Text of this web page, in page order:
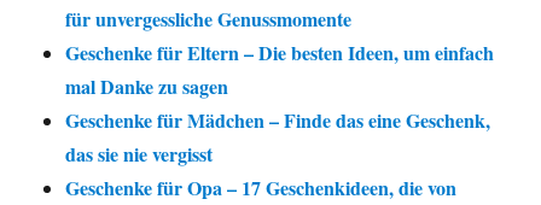
für unvergessliche Genussmomente
Geschenke für Eltern – Die besten Ideen, um einfach
mal Danke zu sagen
Geschenke für Mädchen – Finde das eine Geschenk,
das sie nie vergisst
Geschenke für Opa – 17 Geschenkideen, die von